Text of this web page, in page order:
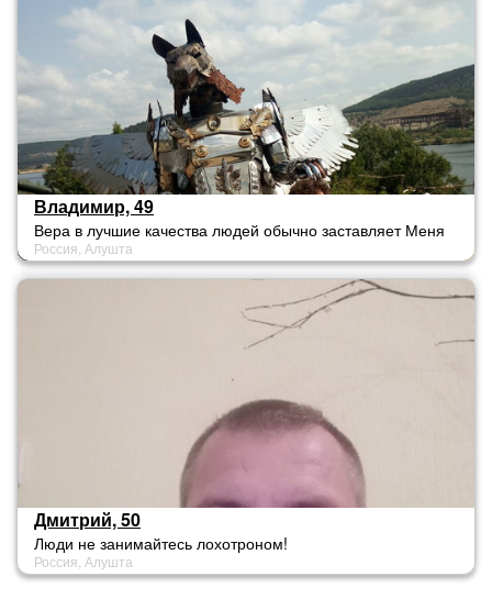
Владимир, 49
Вера в лучшие качества людей обычно заставляет Меня
проявлять свои лучшие качества.
Россия, Алушта
Дмитрий, 50
Люди не занимайтесь лохотроном!
Россия, Алушта